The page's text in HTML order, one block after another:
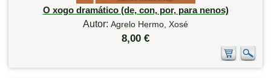
O xogo dramático (de, con, por, para nenos)
Autor: Agrelo Hermo, Xosé
8,00 €